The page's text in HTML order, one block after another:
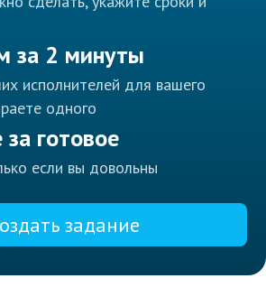
за 2 минуты
исполнителей для вашего
одного
готовое
если вы довольны
задание